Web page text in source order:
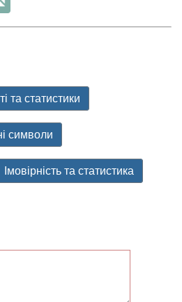
та статистики
символи
Імовірність та статистика